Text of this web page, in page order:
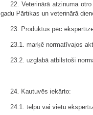
22. Veterinārā atzinuma
gadu Pārtikas un veterinārā
23. Produktus pēc
23.1. marķē normatīvajos
23.2. uzglabā atbilstoši
24. Kautuvēs iekārto:
24.1. telpu vai vietu